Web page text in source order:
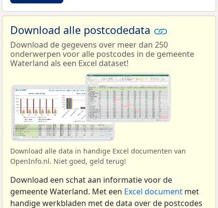
Download alle postcodedata
Download de gegevens over meer dan 250
onderwerpen voor alle postcodes in de gemeente
Waterland als een Excel dataset!
Download alle data in handige Excel documenten van
OpenInfo.nl. Niet goed, geld terug!
Download een schat aan informatie voor de
gemeente Waterland. Met een Excel document met
handige werkbladen met de data over de postcodes